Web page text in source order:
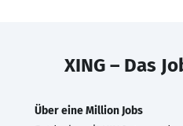
XING – Das
Über eine Million Jobs